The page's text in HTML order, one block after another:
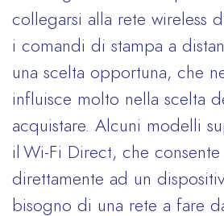
collegarsi alla rete wireless
i comandi di stampa a
una scelta opportuna, che
influisce molto nella scelta
acquistare. Alcuni modelli
il Wi-Fi Direct, che
direttamente ad un
bisogno di una rete a fare